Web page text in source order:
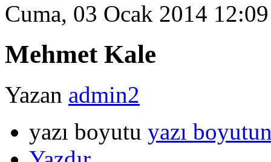
Cuma, 03 Ocak 2014 12:09
Mehmet Kale
Yazan admin2
yazı boyutu yazı